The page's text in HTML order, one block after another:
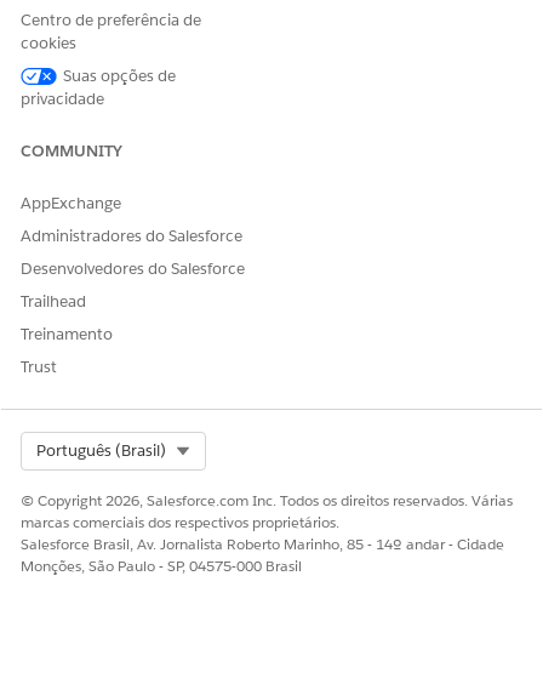
sucesso para seu agente. A preparação também envolve
dividir o agente em componentes, como subagentes e
ações, e identificar os dados mais relevantes para
avaliação. Depois de ter essas informações, você pode
que reflitam interações do mundo real.
ESTE ARTIGO RESOLVEU SEU PROBLEMA?
Centro de preferência de
cookies
Suas opções de
privacidade
COMMUNITY
AppExchange
Administradores do Salesforce
Desenvolvedores do Salesforce
Trailhead
Treinamento
Trust
Português (Brasil)
© Copyright 2026, Salesforce.com Inc. Todos os direitos reservados. Várias
marcas comerciais dos respectivos proprietários.
Salesforce Brasil, Av. Jornalista Roberto Marinho, 85 - 14º andar - Cidade
Monções, São Paulo - SP, 04575-000 Brasil